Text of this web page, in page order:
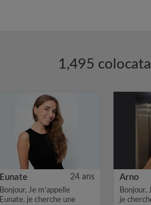
1,495
Eunate 24 ans
Bonjour, Je m'appelle
Eunate, je cherche une
Arno
Bonjour,
je